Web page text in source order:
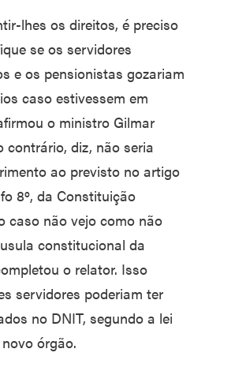
lhes os direitos, é preciso
se os servidores
e os pensionistas gozariam
caso estivessem em
o ministro Gilmar
contrário, diz, não seria
ao previsto no artigo
8º, da Constituição
caso não vejo como não
constitucional da
o relator. Isso
servidores poderiam ter
no DNIT, segundo a lei
órgão.